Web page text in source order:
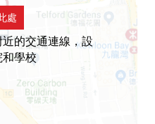
處
的交通連線，設
學校